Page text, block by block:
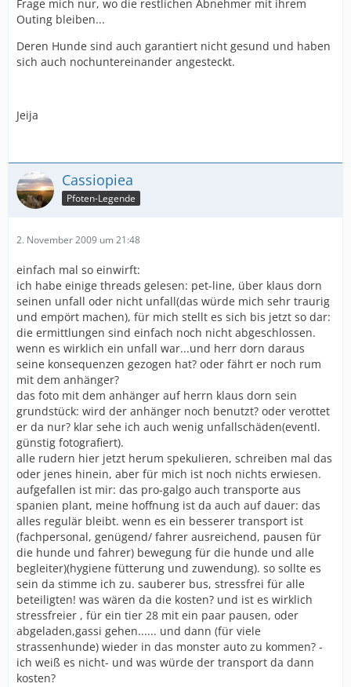
Frage mich nur, wo die restlichen Abnehmer mit ihrem
Outing bleiben...
Deren Hunde sind auch garantiert nicht gesund und haben
sich auch nochuntereinander angesteckt.
Jeija
Cassiopiea
Pfoten-Legende
2. November 2009 um 21:48
einfach mal so einwirft:
ich habe einige threads gelesen: pet-line, über klaus dorn
seinen unfall oder nicht unfall(das würde mich sehr traurig
und empört machen), für mich stellt es sich bis jetzt so dar:
die ermittlungen sind einfach noch nicht abgeschlossen.
wenn es wirklich ein unfall war...und herr dorn daraus
seine konsequenzen gezogen hat? oder fährt er noch rum
mit dem anhänger?
das foto mit dem anhänger auf herrn klaus dorn sein
grundstück: wird der anhänger noch benutzt? oder verottet
er da nur? klar sehe ich auch wenig unfallschäden(eventl.
günstig fotografiert).
alle rudern hier jetzt herum spekulieren, schreiben mal das
oder jenes hinein, aber für mich ist noch nichts erwiesen.
aufgefallen ist mir: das pro-galgo auch transporte aus
spanien plant, meine hoffnung ist da auch auf dauer: das
alles regulär bleibt. wenn es ein besserer transport ist
(fachpersonal, genügend/ fahrer ausreichend, pausen für
die hunde und fahrer) bewegung für die hunde und alle
begleiter)(hygiene fütterung und zuwendung). so sollte es
sein da stimme ich zu. sauberer bus, stressfrei für alle
beteiligten! was wären da die kosten? und ist es wirklich
stressfreier , für ein tier 28 mit ein paar pausen, oder
abgeladen,gassi gehen...... und dann (für viele
strassenhunde) wieder in das monster auto zu kommen? -
ich weiß es nicht- und was würde der transport da dann
kosten?